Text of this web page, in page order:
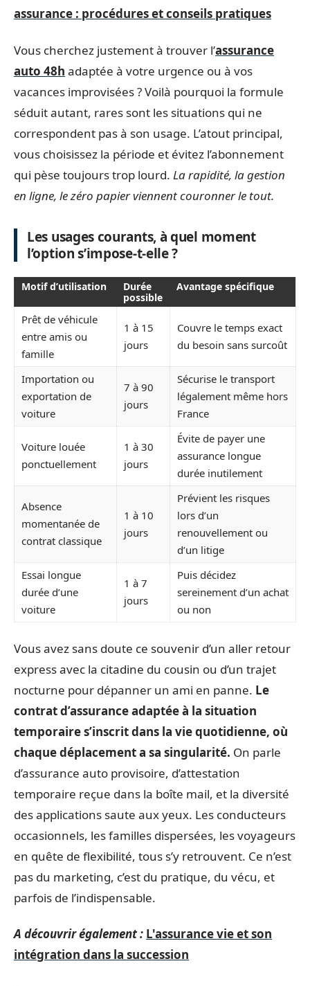
assurance : procédures et conseils pratiques
Vous cherchez justement à trouver l’assurance
auto 48h adaptée à votre urgence ou à vos
vacances improvisées ? Voilà pourquoi la formule
séduit autant, rares sont les situations qui ne
correspondent pas à son usage. L’atout principal,
vous choisissez la période et évitez l’abonnement
qui pèse toujours trop lourd. La rapidité, la gestion
en ligne, le zéro papier viennent couronner le tout.
Les usages courants, à quel moment
l’option s’impose-t-elle ?
Motif d’utilisation
Durée
possible
Avantage spécifique
Prêt de véhicule
entre amis ou
famille
1 à 15
jours
Couvre le temps exact
du besoin sans surcoût
Importation ou
exportation de
voiture
7 à 90
jours
Sécurise le transport
légalement même hors
France
Voiture louée
ponctuellement
1 à 30
jours
Évite de payer une
assurance longue
durée inutilement
Absence
momentanée de
contrat classique
1 à 10
jours
Prévient les risques
lors d’un
renouvellement ou
d’un litige
Essai longue
durée d’une
voiture
1 à 7
jours
Puis décidez
sereinement d’un achat
ou non
Vous avez sans doute ce souvenir d’un aller retour
express avec la citadine du cousin ou d’un trajet
nocturne pour dépanner un ami en panne. Le
contrat d’assurance adaptée à la situation
temporaire s’inscrit dans la vie quotidienne, où
chaque déplacement a sa singularité. On parle
d’assurance auto provisoire, d’attestation
temporaire reçue dans la boîte mail, et la diversité
des applications saute aux yeux. Les conducteurs
occasionnels, les familles dispersées, les voyageurs
en quête de flexibilité, tous s’y retrouvent. Ce n’est
pas du marketing, c’est du pratique, du vécu, et
parfois de l’indispensable.
A découvrir également : L'assurance vie et son
intégration dans la succession